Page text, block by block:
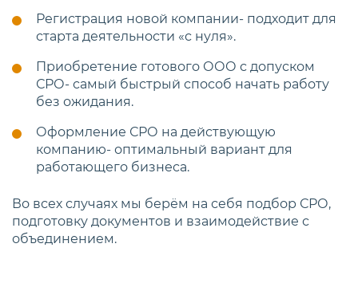
Регистрация новой компании- подходит для
старта деятельности «с нуля».
Приобретение готового ООО с допуском
СРО- самый быстрый способ начать работу
без ожидания.
Оформление СРО на действующую
компанию- оптимальный вариант для
работающего бизнеса.
Во всех случаях мы берём на себя подбор СРО,
подготовку документов и взаимодействие с
объединением.